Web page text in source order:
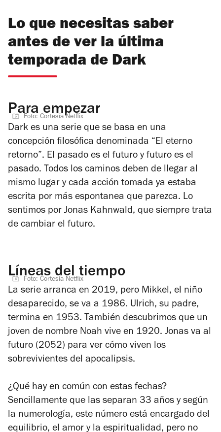
Lo que necesitas saber
antes de ver la última
temporada de Dark
Para empezar
Foto: Cortesía Netflix
Dark es una serie que se basa en una
concepción filosófica denominada “El eterno
retorno”. El pasado es el futuro y futuro es el
pasado. Todos los caminos deben de llegar al
mismo lugar y cada acción tomada ya estaba
escrita por más espontanea que parezca. Lo
sentimos por Jonas Kahnwald, que siempre trata
de cambiar el futuro.
Líneas del tiempo
Foto: Cortesía Netflix
La serie arranca en 2019, pero Mikkel, el niño
desaparecido, se va a 1986. Ulrich, su padre,
termina en 1953. También descubrimos que un
joven de nombre Noah vive en 1920. Jonas va al
futuro (2052) para ver cómo viven los
sobrevivientes del apocalipsis.
¿Qué hay en común con estas fechas?
Sencillamente que las separan 33 años y según
la numerología, este número está encargado del
equilibrio, el amor y la espiritualidad, pero no